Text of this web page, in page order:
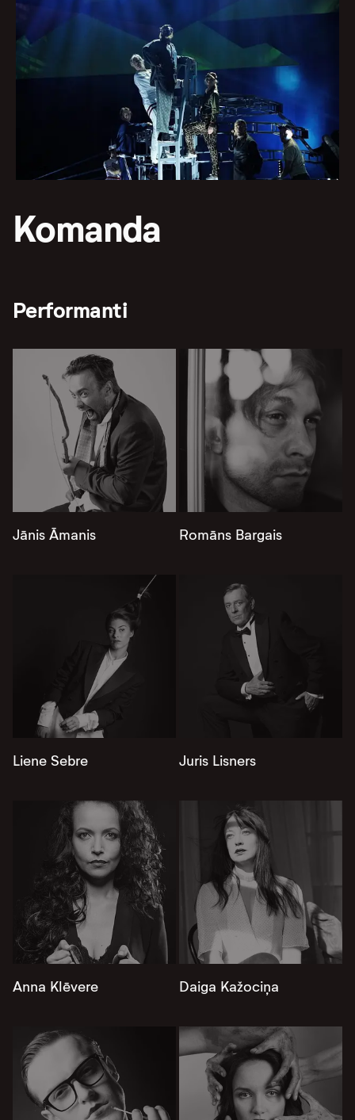
Komanda
Performanti
Jānis Āmanis Romāns Bargais
Liene Sebre Juris Lisners
Anna Klēvere Daiga Kažociņa